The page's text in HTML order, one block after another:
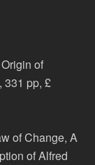
of
331 pp, £
of Change, A
of Alfred